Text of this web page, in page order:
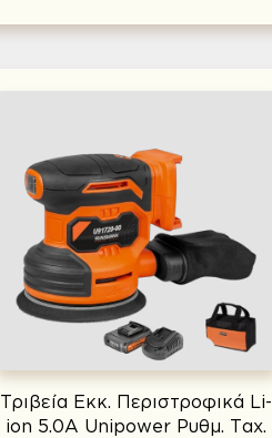
Τριβεία Εκκ. Περιστροφικά Li-
ion 5.0A Unipower Ρυθμ. Ταχ.